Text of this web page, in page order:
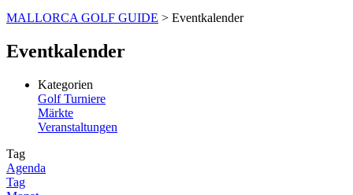
MALLORCA GOLF GUIDE > Eventkalender
Eventkalender
Kategorien
Golf Turniere
Märkte
Veranstaltungen
Tag
Agenda
Tag